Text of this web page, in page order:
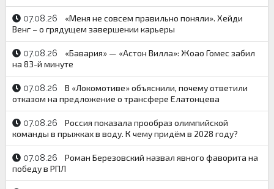
07.08.26
«Меня не совсем правильно поняли». Хейди
Венг – о грядущем завершении карьеры
07.08.26
«Бавария» — «Астон Вилла»: Жоао Гомес забил
на 83-й минуте
07.08.26
В «Локомотиве» объяснили, почему ответили
отказом на предложение о трансфере Елатонцева
07.08.26
Россия показала прообраз олимпийской
команды в прыжках в воду. К чему придём в 2028 году?
07.08.26
Роман Березовский назвал явного фаворита на
победу в РПЛ